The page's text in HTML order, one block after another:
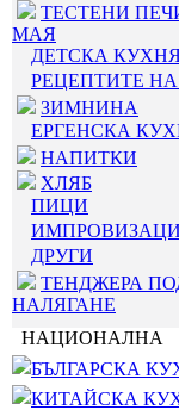
ТЕСТЕНИ
МАЯ
ДЕТСКА КУХНЯ
РЕЦЕПТИТЕ НА
ЗИМНИНА
ЕРГЕНСКА
НАПИТКИ
ХЛЯБ
ПИЦИ
ДРУГИ
ТЕНДЖЕРА
НАЛЯГАНЕ
НАЦИОНАЛНА
БЪЛГАРСКА
КИТАЙСКА